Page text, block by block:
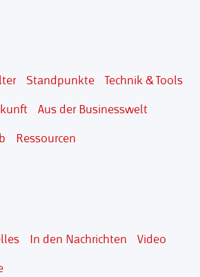
Standpunkte Technik & Tools
Aus der Businesswelt
Ressourcen
In den Nachrichten Video